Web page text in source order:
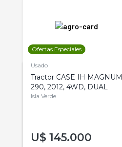
Ofertas Especiales
Usado
Tractor CASE IH MAGNUM
290, 2012, 4WD, DUAL
Isla Verde
U$ 145.000